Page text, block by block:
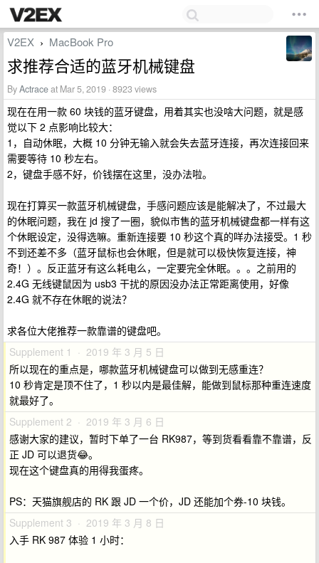
V2EX › MacBook Pro
求推荐合适的蓝牙机械键盘
ByActraceat Mar 5, 2019 · 8923 views
现在在用一款 60 块钱的蓝牙键盘，用着其实也没啥大问题，就是感
觉以下 2 点影响比较大：
1，自动休眠，大概 10 分钟无输入就会失去蓝牙连接，再次连接回来
需要等待 10 秒左右。
2，键盘手感不好，价钱摆在这里，没办法啦。
现在打算买一款蓝牙机械键盘，手感问题应该是能解决了，不过最大
的休眠问题，我在 jd 搜了一圈，貌似市售的蓝牙机械键盘都一样有这
个休眠设定，没得选嘛。重新连接要 10 秒这个真的咩办法接受。1 秒
不到还差不多（蓝牙鼠标也会休眠，但是就可以极快恢复连接，神
奇！）。反正蓝牙有这么耗电么，一定要完全休眠。。。之前用的
2.4G 无线键鼠因为 usb3 干扰的原因没办法正常距离使用，好像
2.4G 就不存在休眠的说法？
求各位大佬推荐一款靠谱的键盘吧。
Supplement 1 · 2019 年 3 月 5 日
所以现在的重点是，哪款蓝牙机械键盘可以做到无感重连？
10 秒肯定是顶不住了，1 秒以内是最佳解，能做到鼠标那种重连速度
就最好了。
Supplement 2 · 2019 年 3 月 6 日
感谢大家的建议，暂时下单了一台 RK987，等到货看看靠不靠谱，反
正 JD 可以退货😂。
现在这个键盘真的用得我蛋疼。
PS：天猫旗舰店的 RK 跟 JD 一个价，JD 还能加个券-10 块钱。
Supplement 3 · 2019 年 3 月 8 日
入手 RK 987 体验 1 小时：